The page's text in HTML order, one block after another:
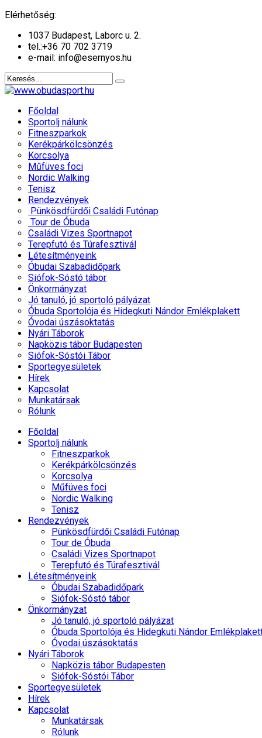
Elérhetőség:
1037 Budapest, Laborc u. 2.
tel.:+36 70 702 3719
e-mail: info@esernyos.hu
Főoldal
Sportolj nálunk
Fitneszparkok
Kerékpárkölcsönzés
Korcsolya
Műfüves foci
Nordic Walking
Tenisz
Rendezvények
Pünkösdfürdői Családi Futónap
Tour de Óbuda
Családi Vizes Sportnapot
Terepfutó és Túrafesztivál
Létesítményeink
Óbudai Szabadidőpark
Siófok-Sóstó tábor
Önkormányzat
Jó tanuló, jó sportoló pályázat
Óbuda Sportolója és Hidegkuti Nándor Emlékplakett
Óvodai úszásoktatás
Nyári Táborok
Napközis tábor Budapesten
Siófok-Sóstói Tábor
Sportegyesületek
Hírek
Kapcsolat
Munkatársak
Rólunk
Főoldal
Sportolj nálunk
Fitneszparkok
Kerékpárkölcsönzés
Korcsolya
Műfüves foci
Nordic Walking
Tenisz
Rendezvények
Pünkösdfürdői Családi Futónap
Tour de Óbuda
Családi Vizes Sportnapot
Terepfutó és Túrafesztivál
Létesítményeink
Óbudai Szabadidőpark
Siófok-Sóstó tábor
Önkormányzat
Jó tanuló, jó sportoló pályázat
Óbuda Sportolója és Hidegkuti Nándor
Óvodai úszásoktatás
Nyári Táborok
Napközis tábor Budapesten
Siófok-Sóstói Tábor
Sportegyesületek
Hírek
Kapcsolat
Munkatársak
Rólunk
év
hónap
év
hónap